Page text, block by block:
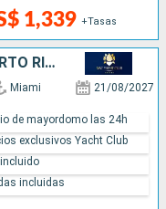
1,339 +Tasas
REPÚBLICA DOMINICANA, PUERTO RICO, BAHAMAS, ESTADOS UNIDOS
Miami 21/08/2027
de mayordomo las 24h
exclusivos Yacht Club
incluidas